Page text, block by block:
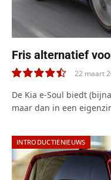
Fris alternatief
9.0
22 maart
De Kia e-Soul biedt
maar dan in een
INTRODUCTIENIEUWS